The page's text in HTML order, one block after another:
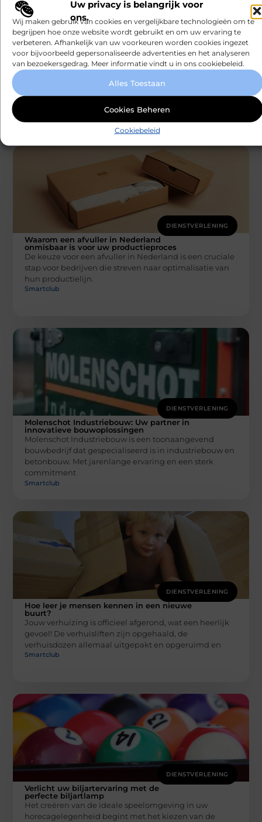
Uw privacy is belangrijk voor
ons.
Wij maken gebruik van cookies en vergelijkbare technologieën om te
begrijpen hoe onze website wordt gebruikt en om uw ervaring te
verbeteren. Afhankelijk van uw voorkeuren worden cookies ingezet
voor bijvoorbeeld gepersonaliseerde advertenties en het analyseren
van bezoekersgedrag. Meer informatie vindt u in ons cookiebeleid.
Alles Toestaan
Cookies Beheren
Cookiebeleid
DIENSTVERLENING
Van kennis naar ervaring: het Human
Design experiment
meer mensen kennen hun design, maar ervaren nog
niet de rust die
DIENSTVERLENING
Waarom een afvuller in Nederland
onmisbaar is voor uw productieproces
De keuze voor een afvuller in Nederland is een cruciale
stap voor bedrijven die streven naar optimalisatie van
hun productielijn.
Smartclub
DIENSTVERLENING
Molenschot Industriebouw: Uw partner in
innovatieve bouwoplossingen
Molenschot Industriebouw is een toonaangevend
bouwbedrijf dat gespecialiseerd is in industriebouw en
betonbouw. Met jarenlange ervaring en een sterk
commitment
Smartclub
DIENSTVERLENING
Hoe leer je mensen kennen in een nieuwe
buurt?
Jouw verhuizing is officieel afgerond, wat een heerlijk
gevoel! De verhuisliften zijn opgehaald, de
verhuisdozen allemaal uitgepakt en opgeruimd en
Smartclub
DIENSTVERLENING
Verlicht uw biljartervaring met de
perfecte biljartlamp
Het creëren van de ideale speelomgeving in uw
horecagelegenheid begint met het kiezen van de